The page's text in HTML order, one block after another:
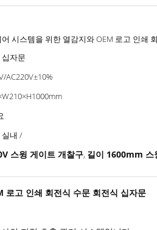
시스템을 위한 열감지와 OEM 로고 인쇄
자문
AC220V±10%
실내 /
스윙 게이트 개찰구, 길이 1600mm 스
로고 인쇄 회전식 수문 회전식 십자문